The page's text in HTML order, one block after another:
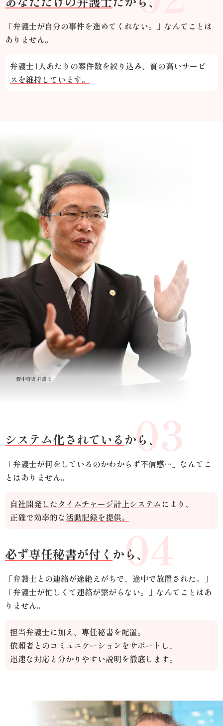
「弁護士が自分の事件を進めてくれない。」なんてことは
ありません。
弁護士1人あたりの案件数を絞り込み、 質の高いサービ
スを維持しています。
03
システム化されている から、
「弁護士が何をしているのかわからず不信感…」なんてこ
とはありません。
自社開発したタイムチャージ計上システム により、
正確で効率的な活動記録を提供。
04
必ず専任秘書が付く から、
「弁護士との連絡が途絶えがちで、途中で放置された。」
「弁護士が忙しくて連絡が繋がらない。」なんてことはあ
りません。
担当弁護士に加え、専任秘書を配置。
依頼者とのコミュニケーションをサポートし、
迅速な対応と分かりやすい説明を徹底します。